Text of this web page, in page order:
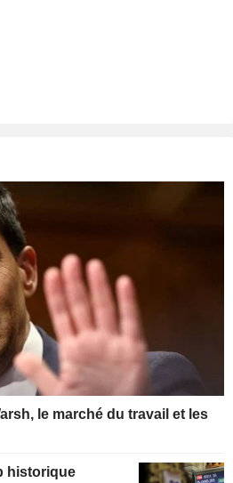
le marché du travail et les
historique